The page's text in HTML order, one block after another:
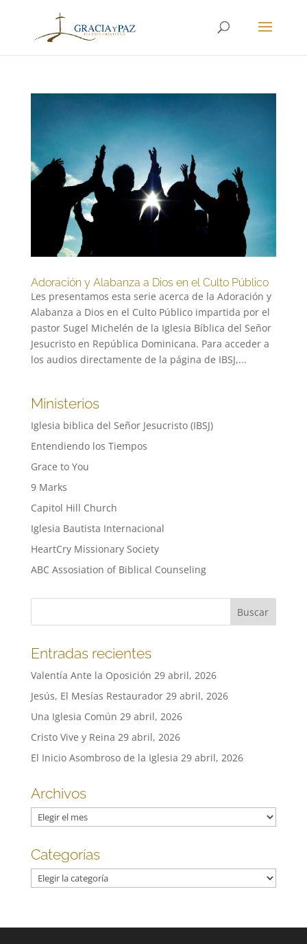
Adoración y Alabanza a Dios en el Culto Público
Les presentamos esta serie acerca de la Adoración y
Alabanza a Dios en el Culto Público impartida por el
pastor Sugel Michelén de la Iglesia Bíblica del Señor
Jesucristo en República Dominicana. Para acceder a
los audios directamente de la página de IBSJ,...
Ministerios
Iglesia biblica del Señor Jesucristo (IBSJ)
Entendiendo los Tiempos
Grace to You
9 Marks
Capitol Hill Church
Iglesia Bautista Internacional
HeartCry Missionary Society
ABC Assosiation of Biblical Counseling
Entradas recientes
Valentía Ante la Oposición 29 abril, 2026
Jesús, El Mesías Restaurador 29 abril, 2026
Una Iglesia Común 29 abril, 2026
Cristo Vive y Reina 29 abril, 2026
El Inicio Asombroso de la Iglesia 29 abril, 2026
Archivos
Archivos
Categorías
Categorías